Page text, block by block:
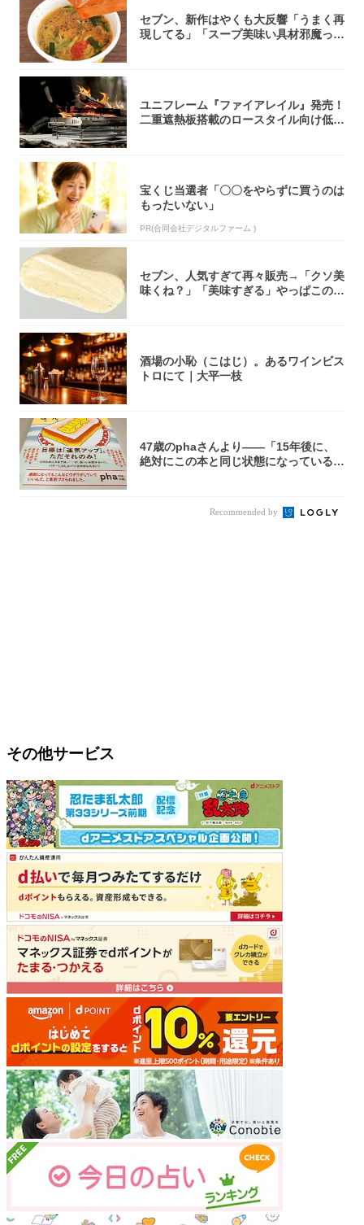
セブン、新作はやくも大反響「うまく再
現してる」「スープ美味い具材邪魔って
ユニフレーム『ファイアレイル』発売！
二重遮熱板搭載のロースタイル向け低型
宝くじ当選者「〇〇をやらずに買うのは
もったいない」
PR(合同会社デジタルファーム )
セブン、人気すぎて再々販売→「クソ美
味くね？」「美味すぎる」やっぱこのク
酒場の小恥（こはじ）。あるワインビス
トロにて｜大平一枝
47歳のphaさんより――「15年後に、
絶対にこの本と同じ状態になっている自
Recommended by
その他サービス